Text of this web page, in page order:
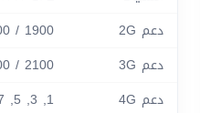
دعم 2G
/ 1900
دعم 3G
/ 2100
دعم 4G
1, 3, 5, 7, 17